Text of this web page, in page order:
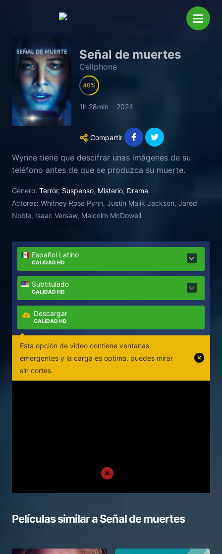
Señal de muertes
Cellphone
40
1h 28min 2024
Compartir
Wynne tiene que descifrar unas imágenes de su
teléfono antes de que se produzca su muerte.
Genero: Terror, Suspenso, Misterio, Drama
Actores: Whitney Rose Pynn, Justin Malik Jackson, Jared
Noble, Isaac Versaw, Malcolm McDowell
Español Latino
CALIDAD HD
Subtitulado
CALIDAD HD
Descargar
CALIDAD HD
Esta opción de video contiene ventanas
emergentes y la carga es optima, puedes mirar
sin cortes.
Películas similar aSeñal de muertes